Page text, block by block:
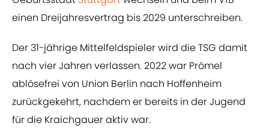
einen Dreijahresvertrag bis 2029 unterschreiben.
Der 31-jährige Mittelfeldspieler wird die TSG damit
nach vier Jahren verlassen. 2022 war Prömel
ablösefrei von Union Berlin nach Hoffenheim
zurückgekehrt, nachdem er bereits in der Jugend
für die Kraichgauer aktiv war.